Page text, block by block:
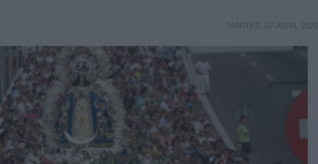
MARTES, 07 ABRIL 2020